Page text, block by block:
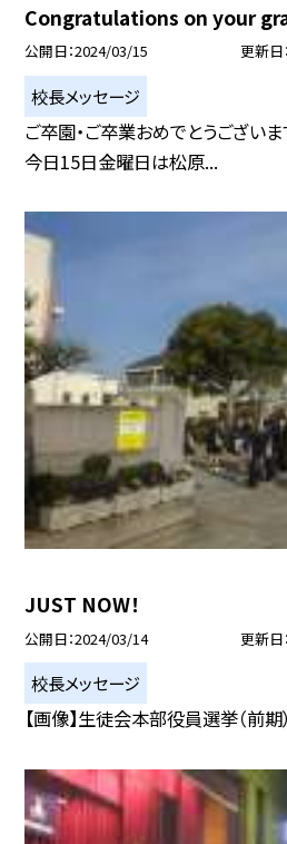
Congratulations on your
公開日 2024/03/15 更新日
校長メッセージ
ご卒園・ご卒業おめでとうございま
今日15日金曜日は松原...
JUST NOW！
公開日 2024/03/14 更新日
校長メッセージ
【画像】生徒会本部役員選挙（前期